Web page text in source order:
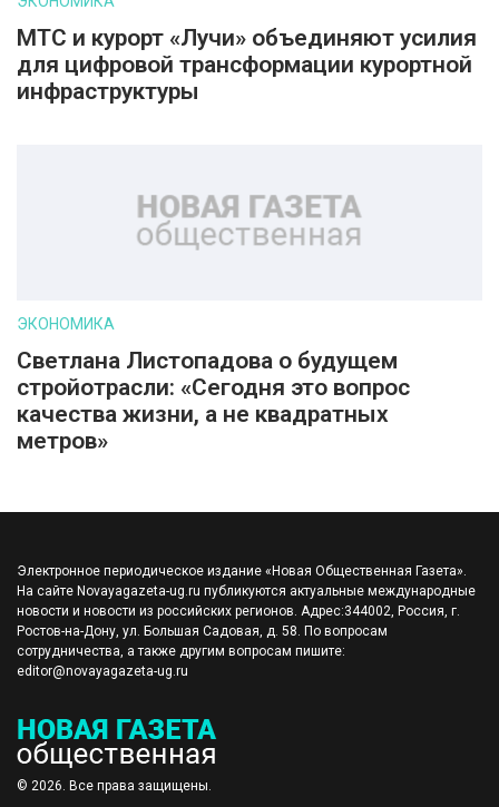
МТС и курорт «Лучи» объединяют усилия
для цифровой трансформации курортной
инфраструктуры
ЭКОНОМИКА
Светлана Листопадова о будущем
стройотрасли: «Сегодня это вопрос
качества жизни, а не квадратных
метров»
Электронное периодическое издание «Новая Общественная Газета».
На сайте Novayagazeta-ug.ru публикуются актуальные международные
новости и новости из российских регионов. Адрес:344002, Россия, г.
Ростов-на-Дону, ул. Большая Садовая, д. 58. По вопросам
сотрудничества, а также другим вопросам пишите:
editor@novayagazeta-ug.ru
© 2026. Все права защищены.